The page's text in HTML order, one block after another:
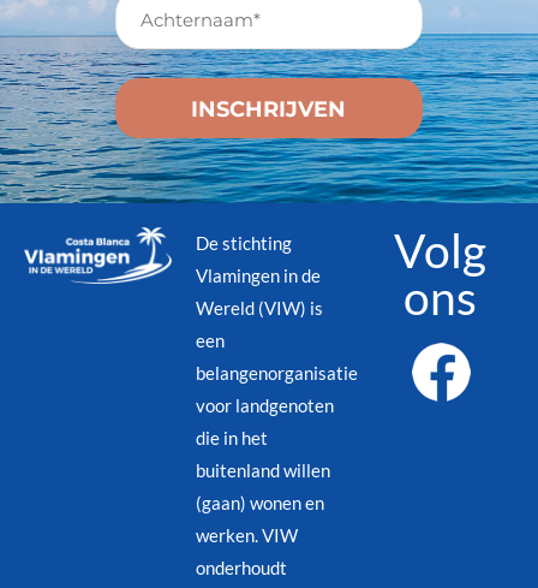
De stichting
Vlamingen in de
Wereld (VIW) is
een
belangenorganisatie
voor landgenoten
die in het
buitenland willen
(gaan) wonen en
werken. VIW
onderhoudt
Volg
ons